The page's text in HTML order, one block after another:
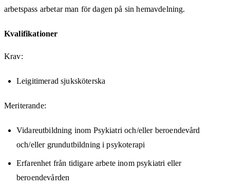
arbetspass arbetar man för dagen på sin hemavdelning.
Kvalifikationer
Krav:
Leigitimerad sjuksköterska
Meriterande:
Vidareutbildning inom Psykiatri och/eller beroendevård
och/eller grundutbildning i psykoterapi
Erfarenhet från tidigare arbete inom psykiatri eller
beroendevården